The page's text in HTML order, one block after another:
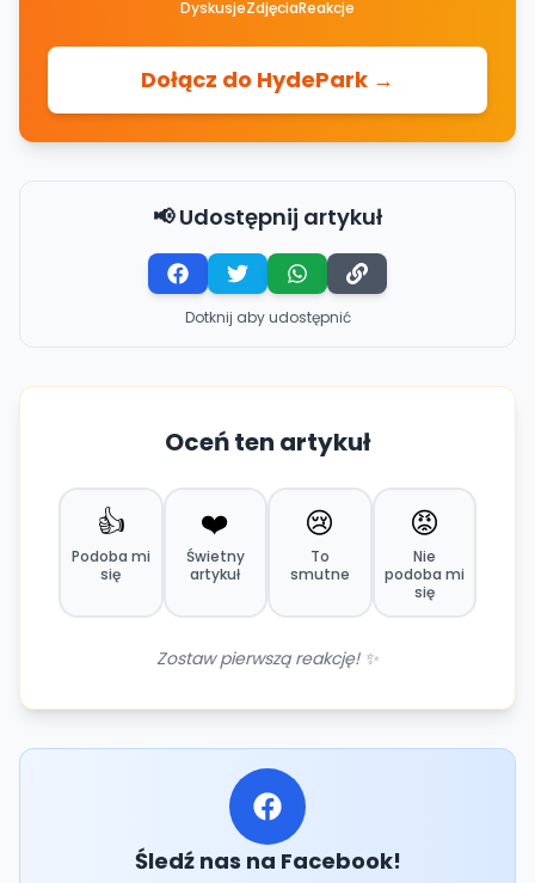
DyskusjeZdjęciaReakcje
Dołącz do HydePark →
📢 Udostępnij artykuł
Dotknij aby udostępnić
Oceń ten artykuł
👍
Podoba mi
się
❤️
Świetny
artykuł
😢
To
smutne
😡
Nie
podoba mi
się
Zostaw pierwszą reakcję! ✨
Śledź nas na Facebook!